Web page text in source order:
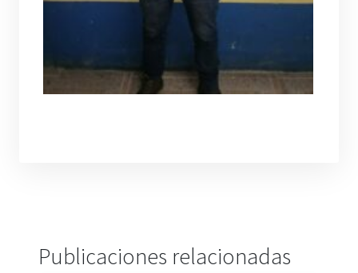
Publicaciones relacionadas